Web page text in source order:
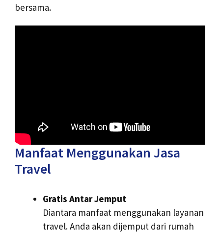
bersama.
Manfaat Menggunakan Jasa
Travel
Gratis Antar Jemput
Diantara manfaat menggunakan layanan
travel. Anda akan dijemput dari rumah